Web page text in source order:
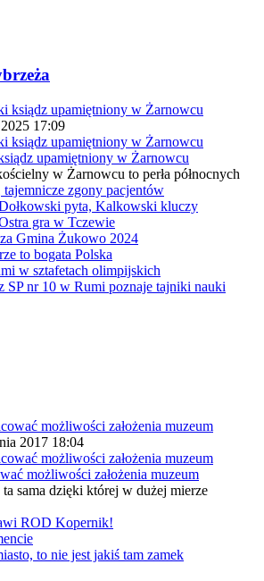
17:09
upamiętniony w Żarnowcu
w Żarnowcu to perła północnych
zgony pacjentów
pyta, Kalkowski kluczy
gra w Tczewie
Gmina Żukowo 2024
to bogata Polska
w sztafetach olimpijskich
SP nr 10 w Rumi poznaje tajniki nauki
2017 18:04
możliwości założenia muzeum
sama dzięki której w dużej mierze
ROD Kopernik!
to nie jest jakiś tam zamek